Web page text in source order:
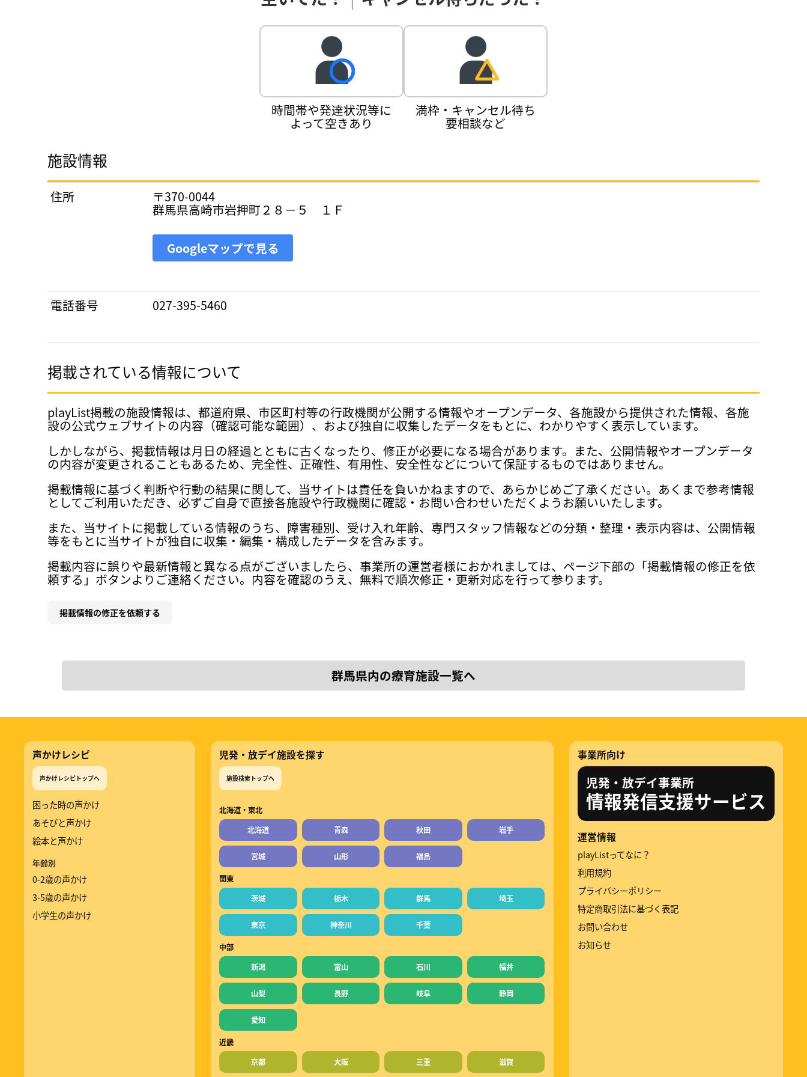
時間帯や発達状況等に
よって空きあり
満枠・キャンセル待ち
要相談など
施設情報
住所 〒370-0044
群馬県高崎市岩押町２８－５ １Ｆ
Googleマップで見る
電話番号 027-395-5460
掲載されている情報について
playList掲載の施設情報は、都道府県、市区町村等の行政機関が公開する情報やオープンデータ、各施設から提供された情報、各施
設の公式ウェブサイトの内容（確認可能な範囲）、および独自に収集したデータをもとに、わかりやすく表示しています。
しかしながら、掲載情報は月日の経過とともに古くなったり、修正が必要になる場合があります。また、公開情報やオープンデータ
の内容が変更されることもあるため、完全性、正確性、有用性、安全性などについて保証するものではありません。
掲載情報に基づく判断や行動の結果に関して、当サイトは責任を負いかねますので、あらかじめご了承ください。あくまで参考情報
としてご利用いただき、必ずご自身で直接各施設や行政機関に確認・お問い合わせいただくようお願いいたします。
また、当サイトに掲載している情報のうち、障害種別、受け入れ年齢、専門スタッフ情報などの分類・整理・表示内容は、公開情報
等をもとに当サイトが独自に収集・編集・構成したデータを含みます。
掲載内容に誤りや最新情報と異なる点がございましたら、事業所の運営者様におかれましては、ページ下部の「掲載情報の修正を依
頼する」ボタンよりご連絡ください。内容を確認のうえ、無料で順次修正・更新対応を行って参ります。
掲載情報の修正を依頼する
群馬県内の療育施設一覧へ
声かけレシピ
声かけレシピトップへ
困った時の声かけ
あそびと声かけ
絵本と声かけ
年齢別
0-2歳の声かけ
3-5歳の声かけ
小学生の声かけ
児発・放デイ施設を探す
施設検索トップへ
北海道・東北
北海道
青森 秋田 岩手
宮城 山形 福島
関東
茨城
栃木 群馬 埼玉
東京 神奈川 千葉
中部
新潟
富山 石川 福井
山梨 長野 岐阜 静岡
愛知
近畿
京都
大阪 三重 滋賀
事業所向け
児発・放デイ事業所
情報発信支援サービス
運営情報
playListってなに？
利用規約
プライバシーポリシー
特定商取引法に基づく表記
お問い合わせ
お知らせ